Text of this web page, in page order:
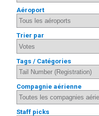
Aéroport
Trier par
Tags / Catégories
Compagnie aérienne
Staff picks